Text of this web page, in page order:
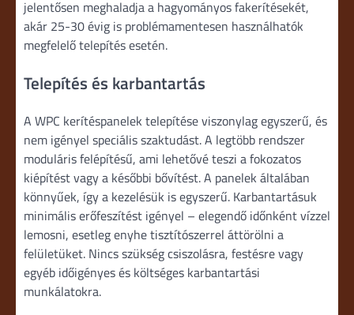
jelentősen meghaladja a hagyományos fakerítésekét,
akár 25-30 évig is problémamentesen használhatók
megfelelő telepítés esetén.
Telepítés és karbantartás
A WPC kerítéspanelek telepítése viszonylag egyszerű, és
nem igényel speciális szaktudást. A legtöbb rendszer
moduláris felépítésű, ami lehetővé teszi a fokozatos
kiépítést vagy a későbbi bővítést. A panelek általában
könnyűek, így a kezelésük is egyszerű. Karbantartásuk
minimális erőfeszítést igényel – elegendő időnként vízzel
lemosni, esetleg enyhe tisztítószerrel áttörölni a
felületüket. Nincs szükség csiszolásra, festésre vagy
egyéb időigényes és költséges karbantartási
munkálatokra.